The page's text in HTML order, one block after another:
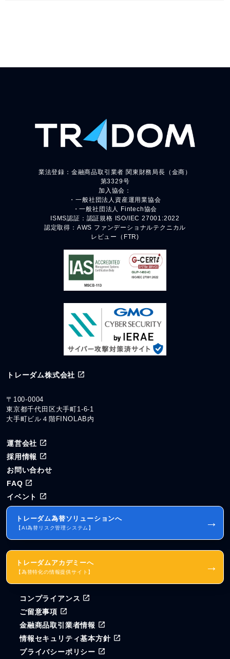
業法登録：金融商品取引業者 関東財務局長（金商）
第3329号
加入協会：
・一般社団法人資産運用業協会
・一般社団法人 Fintech協会
ISMS認証：認証規格 ISO/IEC 27001:2022
認定取得：AWS ファンデーショナルテクニカル
レビュー（FTR)
トレーダム株式会社
〒100-0004
東京都千代田区大手町1-6-1
大手町ビル４階FINOLAB内
運営会社
採用情報
お問い合わせ
FAQ
イベント
トレーダム為替ソリューションへ
【AI為替リスク管理システム】 →
トレーダムアカデミーへ
【為替特化の情報提供サイト】 →
コンプライアンス
ご留意事項
金融商品取引業者情報
情報セキュリティ基本方針
プライバシーポリシー